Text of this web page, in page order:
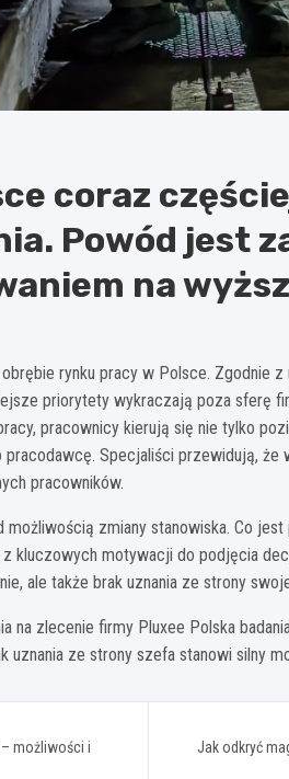
coraz
Powód jest
na
rynku pracy w Polsce. Zgodnie z
priorytety wykraczają poza sferę
pracownicy kierują się nie tylko
Specjaliści przewidują, że
pracowników.
zmiany stanowiska. Co jest
kluczowych motywacji do podjęcia
ale także brak uznania ze strony
na zlecenie firmy Pluxee Polska
ze strony szefa stanowi silny
możliwości i
Jak odkryć